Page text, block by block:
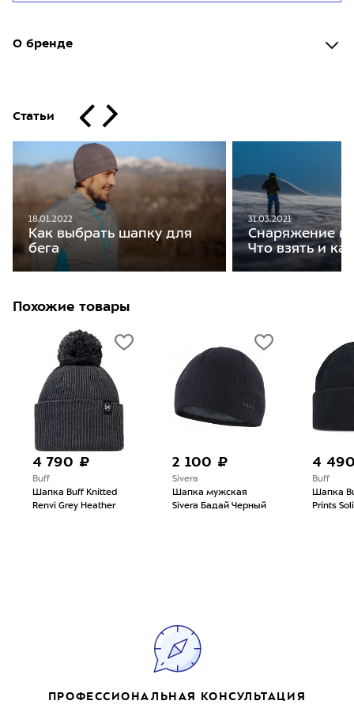
О бренде
Статьи
18.01.2022
Как выбрать шапку для
бега
31.03.2021
Снаряжение
Что взять и
Похожие товары
4 790 ₽
Buff
Шапка Buff Knitted
Renvi Grey Heather
2 100 ₽
Sivera
Шапка мужская
Sivera Бадай Черный
4
Buff
Шапка
Prints
ПРОФЕССИОНАЛЬНАЯ КОНСУЛЬТАЦИЯ